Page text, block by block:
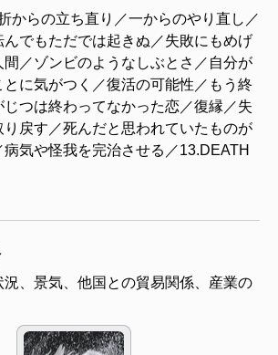
からの立ち直り／一からのやり直し／
でもただでは起きぬ／失敗にもめげ
間／ゾンビのようなしぶとさ／自分が
とに気がつく／復活の可能性／もう終
つは終わってなかった恋／復縁／失
り戻す／死んだと思われていたものが
気や怪我を完治させる／13.DEATH
況、景気、他国との貿易関係、産業の